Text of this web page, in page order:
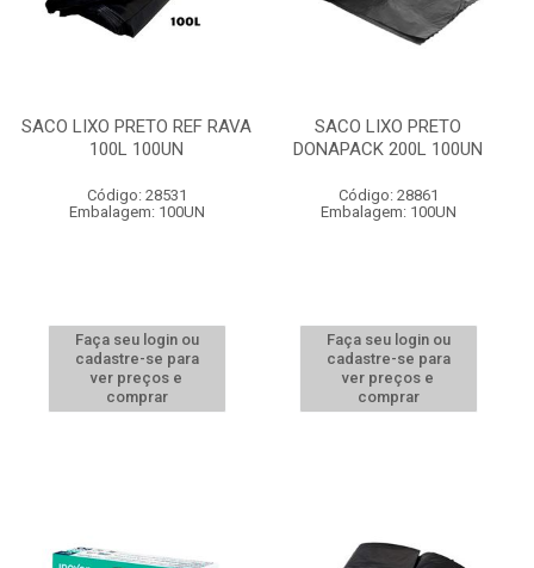
SACO LIXO PRETO REF RAVA
100L 100UN
Código: 28531
Embalagem: 100UN
Faça seu login ou
cadastre-se para
ver preços e
comprar
SACO LIXO PRETO
DONAPACK 200L 100UN
Código: 28861
Embalagem: 100UN
Faça seu login ou
cadastre-se para
ver preços e
comprar